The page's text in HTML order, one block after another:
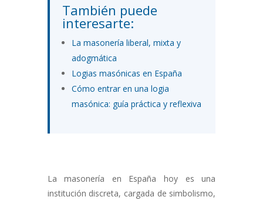
También puede
interesarte:
La masonería liberal, mixta y
adogmática
Logias masónicas en España
Cómo entrar en una logia
masónica: guía práctica y reflexiva
La masonería en España hoy es una
institución discreta, cargada de simbolismo,